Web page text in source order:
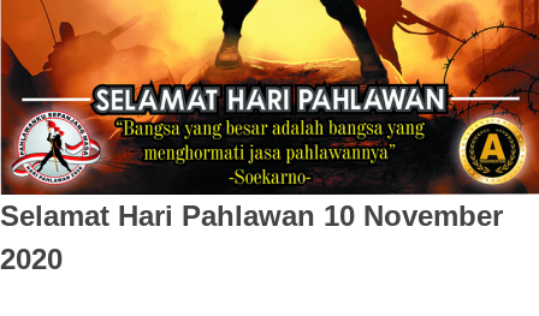
Selamat Hari Pahlawan 10 November
2020